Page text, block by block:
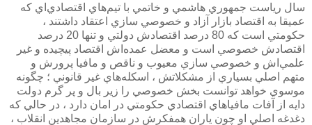
سال رياست جمهوري هاشمي و خاتمي با تيم‌هاي اقتصادي‌اي كه
عميقا به اقتصاد بازار آزاد و خصوصي سازي اعتقاد داشتند ،
حكومتي است كه 80 درصد اقتصادش دولتي و تنها 20 درصد
اقتصادش خصوصي است و معضل عمده‌اش اقتصاد پيچيده و غير
علمي‌اش و خصوصي سازي معيوب و ناقص و مافيا پرورش و
متهم اصلي بسياري از مشكلاتش ، اسكله‌هاي غير قانوني ؛ چگونه
موسوي خواهد توانست بخش خصوصي را زير بال و پر گرم دولت
دايه از آفات مافياهاي اقتصادي حكومتي در امان دارد ، در حالي كه
دغدغه اصلي او چون ياران همفكرش در سازمان مجاهدين انقلاب ،